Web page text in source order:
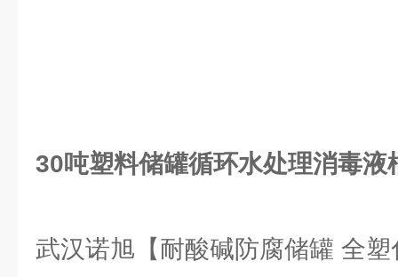
30吨塑料储罐循环水处理消毒液
武汉诺旭【耐酸碱防腐储罐 全